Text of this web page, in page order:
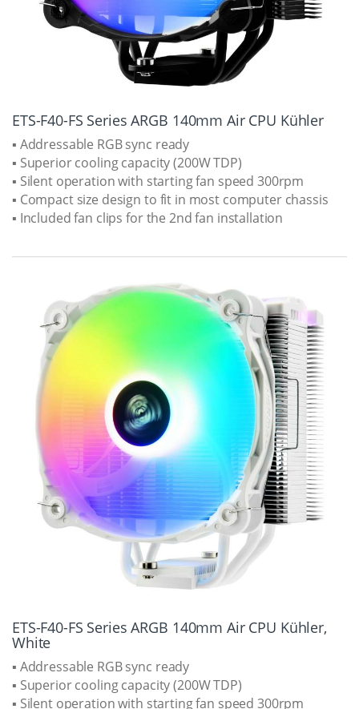
ETS-F40-FS Series ARGB 140mm Air CPU Kühler
▪ Addressable RGB sync ready
▪ Superior cooling capacity (200W TDP)
▪ Silent operation with starting fan speed 300rpm
▪ Compact size design to fit in most computer chassis
▪ Included fan clips for the 2nd fan installation
ETS-F40-FS Series ARGB 140mm Air CPU Kühler,
White
▪ Addressable RGB sync ready
▪ Superior cooling capacity (200W TDP)
▪ Silent operation with starting fan speed 300rpm